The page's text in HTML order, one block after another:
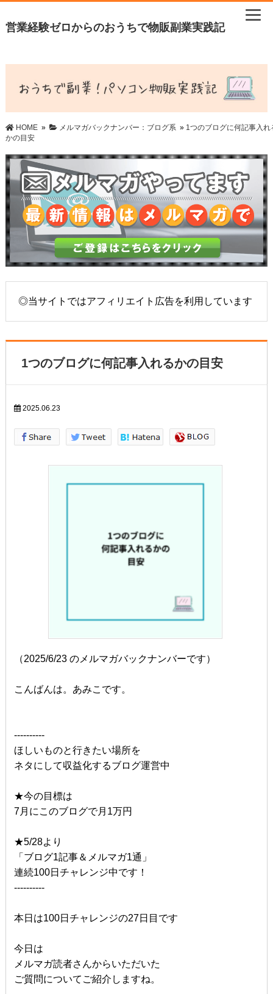
営業経験ゼロからのおうちで物販副業実践記
HOME» メルマガバックナンバー：ブログ系» 1つのブログに何記事入れ
かの目安
◎当サイトではアフィリエイト広告を利用しています
1つのブログに何記事入れるかの目安
2025.06.23
（2025/6/23 のメルマガバックナンバーです）
こんばんは。あみこです。
----------
ほしいものと行きたい場所を
ネタにして収益化するブログ運営中
★今の目標は
7月にこのブログで月1万円
★5/28より
「ブログ1記事＆メルマガ1通」
連続100日チャレンジ中です！
----------
本日は100日チャレンジの27日目です
今日は
メルマガ読者さんからいただいた
ご質問についてご紹介しますね。